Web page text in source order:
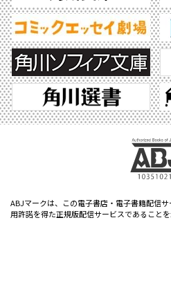
ABJマークは、この電子書店・電子書籍配信
用許諾を得た正規版配信サービスであること